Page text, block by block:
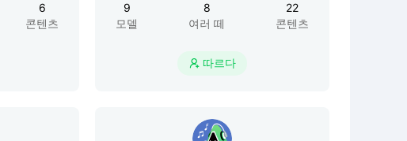
6
콘텐츠
9
모델
8
여러 떼
22
콘텐츠
 따르다